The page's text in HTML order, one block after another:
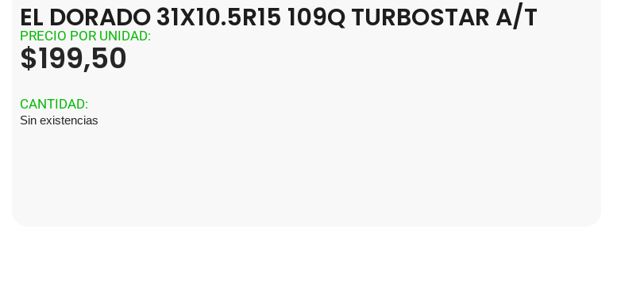
EL DORADO 31X10.5R15 109Q TURBOSTAR A/T
PRECIO POR UNIDAD:
$199,50
CANTIDAD:
Sin existencias